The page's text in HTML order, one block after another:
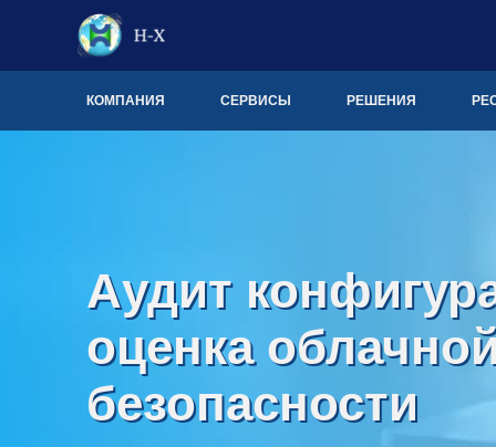
КОМПАНИЯ СЕРВИСЫ РЕШЕНИЯ
Аудит
оценка
безопасности